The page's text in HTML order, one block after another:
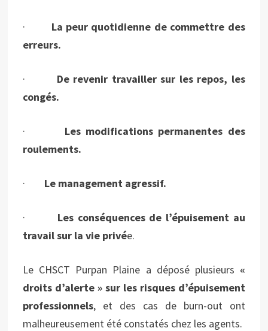
· La peur quotidienne de commettre des
erreurs.
· De revenir travailler sur les repos, les
congés.
· Les modifications permanentes des
roulements.
· Le management agressif.
· Les conséquences de l’épuisement au
travail sur la vie privée.
Le CHSCT Purpan Plaine a déposé plusieurs «
droits d’alerte » sur les risques d’épuisement
professionnels, et des cas de burn-out ont
malheureusement été constatés chez les agents.